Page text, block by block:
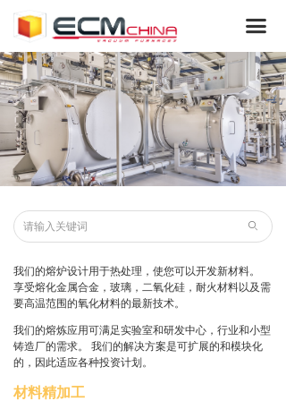
끀
网站首页
集团
我们的服务
ICBP®
真空炉
熔炼炉和感应炉
光伏炉和晶体生长设备
沉积炉
特种炉
低压渗碳
我们的熔炉设计用于热处理，使您可以开发新材料。
享受熔化金属合金，玻璃，二氧化硅，耐火材料以及需
要高温范围的氧化材料的最新技术。
我们的熔炼应用可满足实验室和研发中心，行业和小型
铸造厂的需求。 我们的解决方案是可扩展的和模块化
的，因此适应各种投资计划。
材料精加工
ꄙ